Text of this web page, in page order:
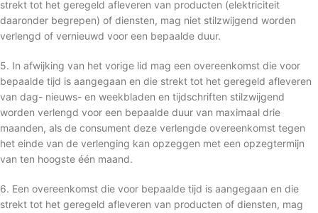
strekt tot het geregeld afleveren van producten (elektriciteit
daaronder begrepen) of diensten, mag niet stilzwijgend worden
verlengd of vernieuwd voor een bepaalde duur.
5. In afwijking van het vorige lid mag een overeenkomst die voor
bepaalde tijd is aangegaan en die strekt tot het geregeld afleveren
van dag- nieuws- en weekbladen en tijdschriften stilzwijgend
worden verlengd voor een bepaalde duur van maximaal drie
maanden, als de consument deze verlengde overeenkomst tegen
het einde van de verlenging kan opzeggen met een opzegtermijn
van ten hoogste één maand.
6. Een overeenkomst die voor bepaalde tijd is aangegaan en die
strekt tot het geregeld afleveren van producten of diensten, mag